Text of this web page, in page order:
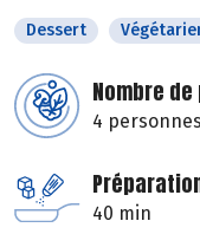
Dessert
Nombre
4 personnes
40 min